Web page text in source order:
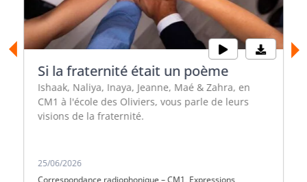
Si la fraternité était un poème
Ishaak, Naliya, Inaya, Jeanne, Maé & Zahra, en
CM1 à l'école des Oliviers, vous parle de leurs
visions de la fraternité.
25/06/2026